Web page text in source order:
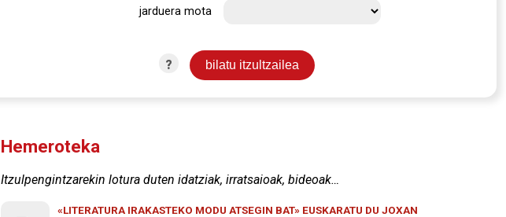
jarduera mota
?
Hemeroteka
Itzulpengintzarekin lotura duten idatziak, irratsaioak, bideoak…
«LITERATURA IRAKASTEKO MODU ATSEGIN BAT» EUSKARATU DU JOXAN